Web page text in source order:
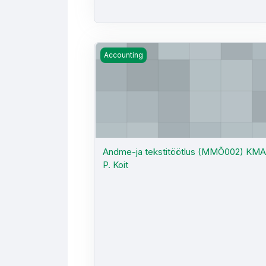
Andme-ja tekstitöötlus (MMÕ002) KMA -
Accounting
Andme-ja tekstitöötlus (MMÕ002)
P. Koit